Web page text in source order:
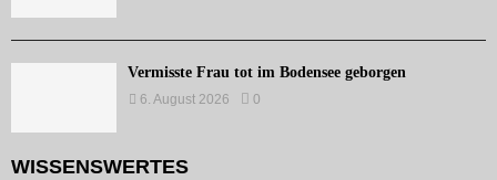
Vermisste Frau tot im Bodensee geborgen
6. August 2026 0
WISSENSWERTES